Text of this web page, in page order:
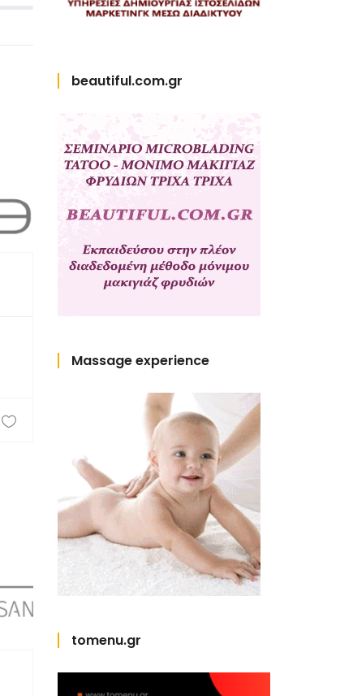
beautiful.com.gr
Massage experience
tomenu.gr